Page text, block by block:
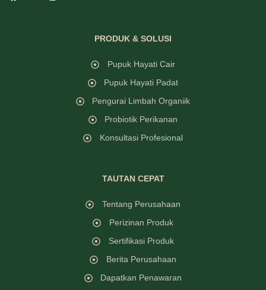
PRODUK & SOLUSI
Pupuk Hayati Cair
Pupuk Hayati Padat
Pengurai Limbah Organiik
Probiotik Perikanan
Konsultasi Profesional
TAUTAN CEPAT
Tentang Perusahaan
Perizinan Produk
Sertifikasi Produk
Berita Perusahaan
Dapatkan Penawaran